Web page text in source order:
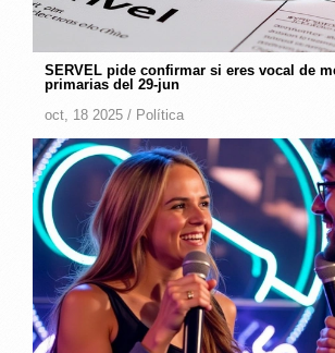
SERVEL pide confirmar si eres vocal de
primarias del 29‑jun
oct, 18 2025 / Política